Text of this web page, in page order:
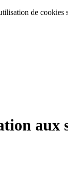
de cookies
aux